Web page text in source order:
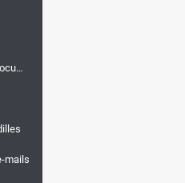
Traitement des documents
mails